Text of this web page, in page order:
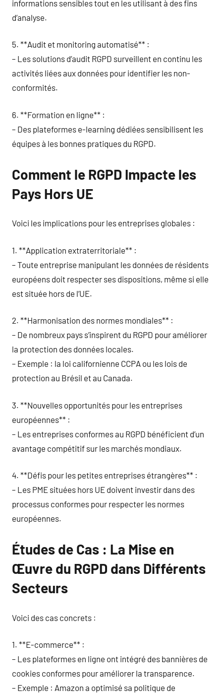
informations sensibles tout en les utilisant à des fins
d’analyse.
5. **Audit et monitoring automatisé** :
– Les solutions d’audit RGPD surveillent en continu les
activités liées aux données pour identifier les non-
conformités.
6. **Formation en ligne** :
– Des plateformes e-learning dédiées sensibilisent les
équipes à les bonnes pratiques du RGPD.
Comment le RGPD Impacte les
Pays Hors UE
Voici les implications pour les entreprises globales :
1. **Application extraterritoriale** :
– Toute entreprise manipulant les données de résidents
européens doit respecter ses dispositions, même si elle
est située hors de l’UE.
2. **Harmonisation des normes mondiales** :
– De nombreux pays s’inspirent du RGPD pour améliorer
la protection des données locales.
– Exemple : la loi californienne CCPA ou les lois de
protection au Brésil et au Canada.
3. **Nouvelles opportunités pour les entreprises
européennes** :
– Les entreprises conformes au RGPD bénéficient d’un
avantage compétitif sur les marchés mondiaux.
4. **Défis pour les petites entreprises étrangères** :
– Les PME situées hors UE doivent investir dans des
processus conformes pour respecter les normes
européennes.
Études de Cas : La Mise en
Œuvre du RGPD dans Différents
Secteurs
Voici des cas concrets :
1. **E-commerce** :
– Les plateformes en ligne ont intégré des bannières de
cookies conformes pour améliorer la transparence.
– Exemple : Amazon a optimisé sa politique de